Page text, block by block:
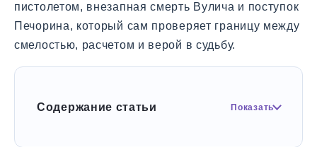
пистолетом, внезапная смерть Вулича и поступок
Печорина, который сам проверяет границу между
смелостью, расчетом и верой в судьбу.
Содержание статьи Показать